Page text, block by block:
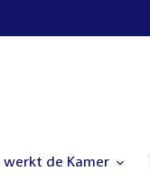
werkt de Kamer